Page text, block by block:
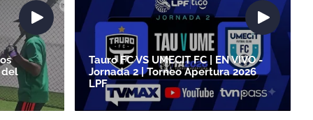
del
Tauro FC VS UMECIT FC | EN VIVO -
Jornada 2 | Torneo Apertura 2026
LPF